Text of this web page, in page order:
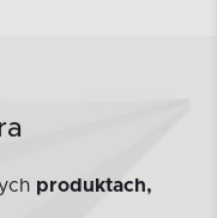
produktach,